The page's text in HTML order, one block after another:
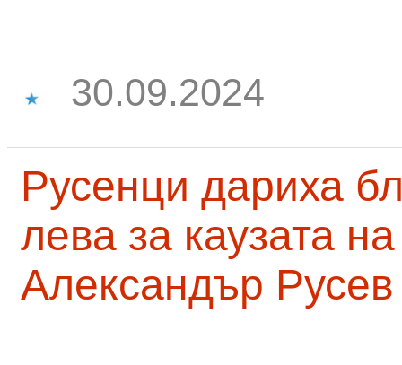
30.09.2024
Русенци дариха
лева за каузата
Александър Русев